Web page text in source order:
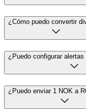
¿Cómo puedo convertir
¿Puedo configurar
¿Puedo enviar 1 NOK a